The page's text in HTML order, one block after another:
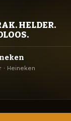
HELDER.
· Heineken